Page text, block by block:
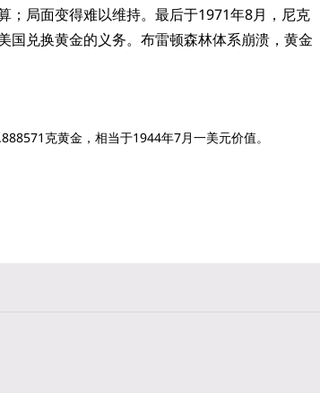
；局面变得难以维持。最后于1971年8月，尼克
国兑换黄金的义务。布雷顿森林体系崩溃，黄金
克黄金，相当于1944年7月一美元价值。